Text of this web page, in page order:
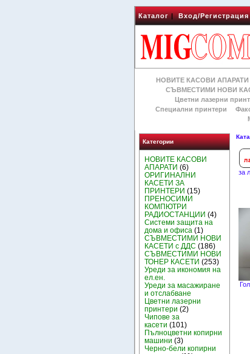
Каталог|Вход/Регистрация
НОВИТЕ КАСОВИ АПАРАТИ
СЪВМЕСТИМИ НОВИ
Цветни лазерни
Специални принтери
Категории
НОВИТЕ КАСОВИ
АПАРАТИ (6)
ОРИГИНАЛНИ
КАСЕТИ ЗА
ПРИНТЕРИ (15)
ПРЕНОСИМИ
КОМПЮТРИ
РАДИОСТАНЦИИ (4)
Системи защита на
дома и офиса (1)
СЪВМЕСТИМИ НОВИ
КАСЕТИ с ДДС (186)
СЪВМЕСТИМИ НОВИ
ТОНЕР КАСЕТИ (253)
Уреди за икономия на
ел.ен.
Уреди за масажиране
и отслабване
Цветни лазерни
принтери (2)
Чипове за
касети (101)
Пълноцветни копирни
машини (3)
Черно-бели копирни
за